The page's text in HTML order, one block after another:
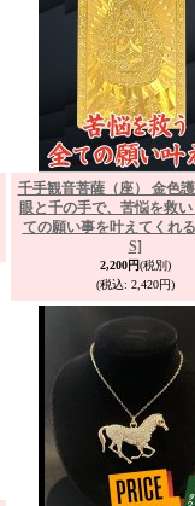
千手観音菩薩（座） 金色
眼と千の手で、苦悩を救
ての願い事を叶えてくれる
S]
2,200円(税別)
(税込: 2,420円)